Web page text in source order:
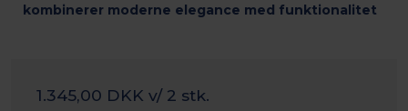
kombinerer moderne elegance med funktionalitet
1.345,00 DKK v/ 2 stk.